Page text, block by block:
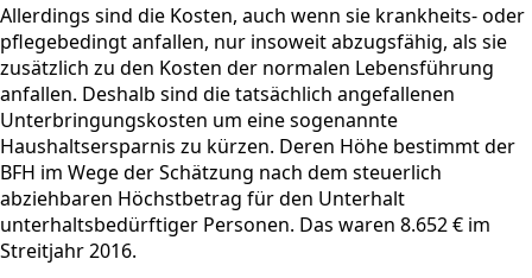
Allerdings sind die Kosten, auch wenn sie krankheits- oder
pflegebedingt anfallen, nur insoweit abzugsfähig, als sie
zusätzlich zu den Kosten der normalen Lebensführung
anfallen. Deshalb sind die tatsächlich angefallenen
Unterbringungskosten um eine sogenannte
Haushaltsersparnis zu kürzen. Deren Höhe bestimmt der
BFH im Wege der Schätzung nach dem steuerlich
abziehbaren Höchstbetrag für den Unterhalt
unterhaltsbedürftiger Personen. Das waren 8.652 € im
Streitjahr 2016.